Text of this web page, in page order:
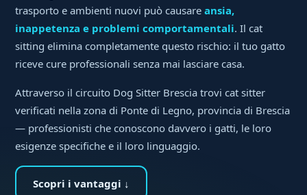
trasporto e ambienti nuovi può causareansia,
inappetenza e problemi comportamentali. Il cat
sitting elimina completamente questo rischio: il tuo gatto
riceve cure professionali senza mai lasciare casa.
Attraverso il circuito Dog Sitter Brescia trovi cat sitter
verificati nella zona di Ponte di Legno, provincia di Brescia
— professionisti che conoscono davvero i gatti, le loro
esigenze specifiche e il loro linguaggio.
Scopri i vantaggi ↓